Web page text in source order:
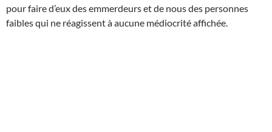
pour faire d’eux des emmerdeurs et de nous des personnes
faibles qui ne réagissent à aucune médiocrité affichée.